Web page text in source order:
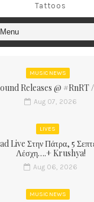
Tattoos
MUSIC NEWS
Releases @ #RnRT
Aug 07, 2026
LIVES
Live Στην Πάτρα, 5
Λέσχη….+ Krushya!
Aug 06, 2026
MUSIC NEWS